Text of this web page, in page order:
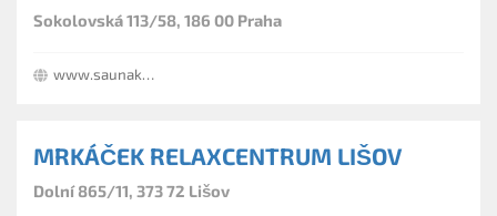
Sokolovská 113/58, 186 00 Praha
www.saunakarlin.cz
MRKÁČEK RELAXCENTRUM LIŠOV
Dolní 865/11, 373 72 Lišov